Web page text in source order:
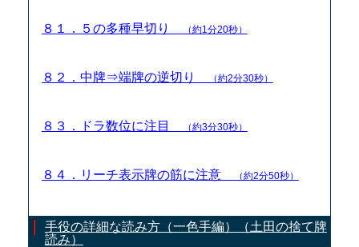
８１．５の多種早切り （約1分20秒）
８２．中牌⇒端牌の逆切り （約2分30秒）
８３．ドラ数位に注目 （約3分30秒）
８４．リーチ表示牌の筋に注意 （約2分50秒）
手役の詳細な読み方（一色手編）（土田の捨て牌
読み）